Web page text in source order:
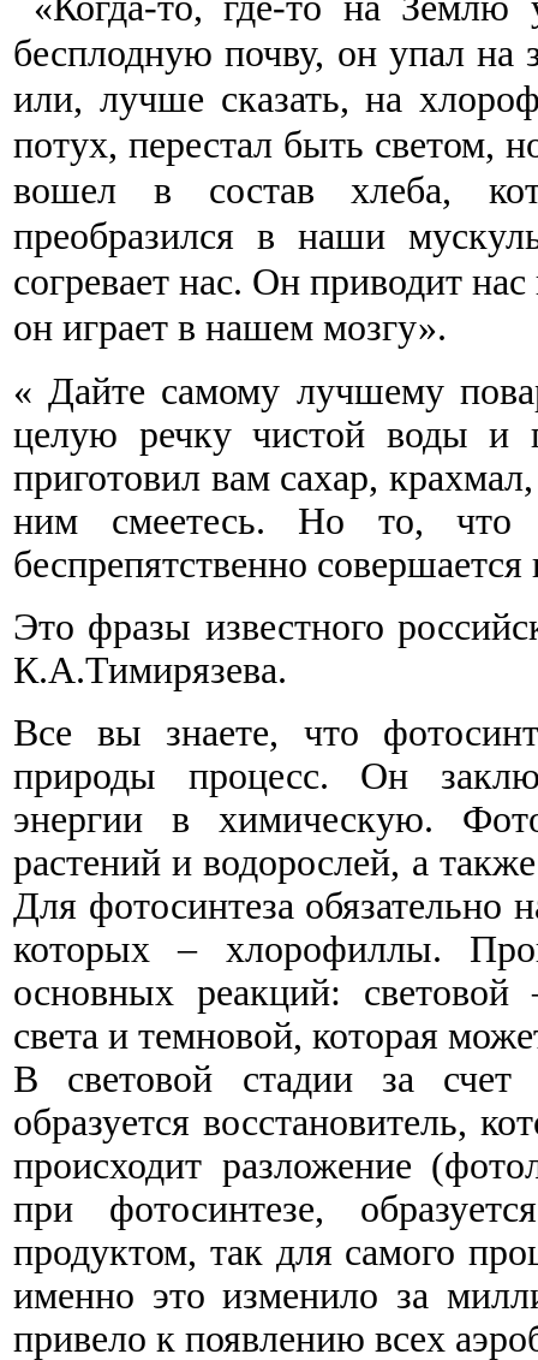
бесплодную почву, он упал
или, лучше сказать, на
потух, перестал быть светом,
вошел в состав хлеба,
преобразился в наши
согревает нас. Он приводит
он играет в нашем мозгу».
« Дайте самому лучшему
целую речку чистой воды и
приготовил вам сахар,
ним смеетесь. Но то, что
беспрепятственно
Это фразы известного
К.А.Тимирязева.
Все вы знаете, что
природы процесс. Он
энергии в химическую.
растений и водорослей, а
Для фотосинтеза обязательно
которых – хлорофиллы.
основных реакций: световой
света и темновой, которая
В световой стадии за счет
образуется восстановитель,
происходит разложение
при фотосинтезе,
продуктом, так для самого
именно это изменило за
привело к появлению всех